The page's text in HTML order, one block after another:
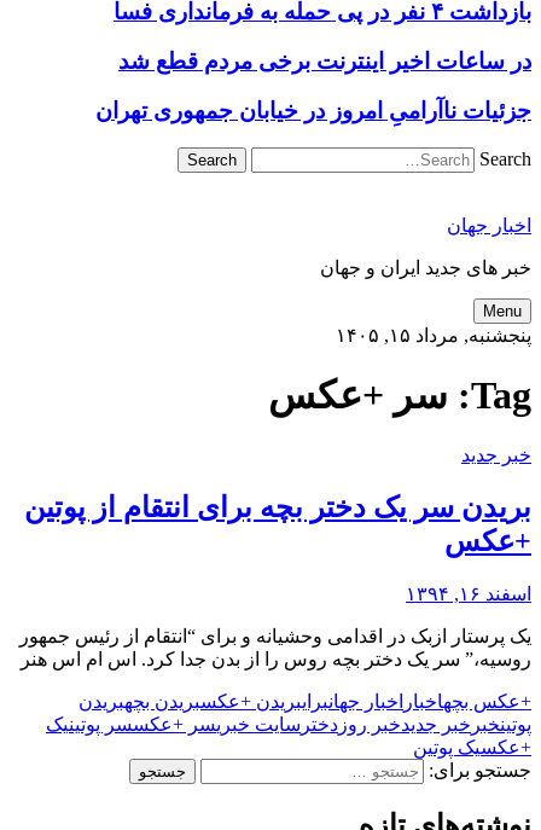
بازداشت ۴ نفر در پی حمله به فرمانداری فسا
در ساعات اخیر اینترنت برخی مردم قطع شد
جزئیات ناآرامیِ امروز در خیابان جمهوری تهران
Search
اخبار جهان
خبر های جدید ایران و جهان
Menu
پنجشنبه, مرداد ۱۵, ۱۴۰۵
Tag: سر +عکس
خبر جدید
بریدن سر یک دختر بچه برای انتقام از پوتین
+عکس
اسفند ۱۶, ۱۳۹۴
یک پرستار ازبک در اقدامی وحشیانه و برای “انتقام از رئیس جمهور
روسیه،” سر یک دختر بچه روس را از بدن جدا کرد. اس ام اس هنر
+عکس بچهاخبار اخبار جهانبرایبریدن +عکسبریدن بچهبریدن
پوتینخبر خبر جدیدخبر روز دختر سایت خبریسر +عکسسر پوتینیک
+عکسیک پوتین
جستجو برای: